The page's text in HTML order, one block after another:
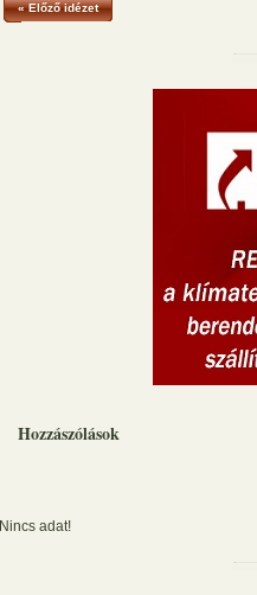
« Előző idézet
Hozzászólások
Nincs adat!